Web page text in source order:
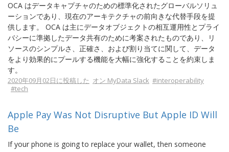
OCA はデータキャプチャのための標準化されたグローバルソリュ
ーションであり、現在のアーキテクチャの前向きな代替手段を提
供します。 OCA は主にデータオブジェクトの相互運用性とプライ
バシーに準拠したデータ共有のために考案されたものであり、リ
ソースのシンプルさ、正確さ、および割り当てに関して、データ
をより効果的にプールする機能を大幅に強化することを約束しま
す。
2020年09月02日に投稿した オン MyData Slack #interoperability
#tech
Apple Pay Was Not Disruptive But Apple ID Will
Be
If your phone is going to replace your wallet, then someone